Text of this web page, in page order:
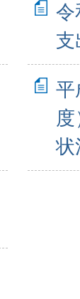
令
支
平
状